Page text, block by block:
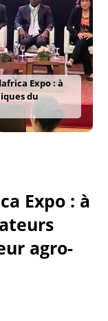
Expo : à
du
Expo : à
agro-